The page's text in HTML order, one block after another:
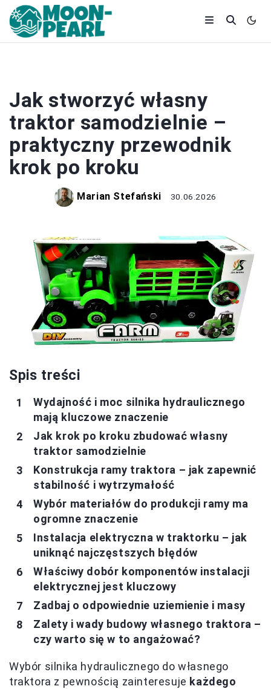
Jak stworzyć własny
traktor samodzielnie –
praktyczny przewodnik
krok po kroku
Marian Stefański 30.06.2026
Spis treści
Wydajność i moc silnika hydraulicznego
mają kluczowe znaczenie
Jak krok po kroku zbudować własny
traktor samodzielnie
Konstrukcja ramy traktora – jak zapewnić
stabilność i wytrzymałość
Wybór materiałów do produkcji ramy ma
ogromne znaczenie
Instalacja elektryczna w traktorku – jak
uniknąć najczęstszych błędów
Właściwy dobór komponentów instalacji
elektrycznej jest kluczowy
Zadbaj o odpowiednie uziemienie i masy
Zalety i wady budowy własnego traktora –
czy warto się w to angażować?
Wybór silnika hydraulicznego do własnego
traktora z pewnością zainteresuje każdego